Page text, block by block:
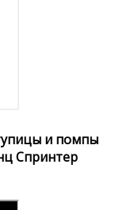
и помпы
Спринтер